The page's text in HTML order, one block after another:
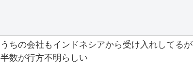
うちの会社もインドネシアから受け入れしてるが
半数が行方不明らしい